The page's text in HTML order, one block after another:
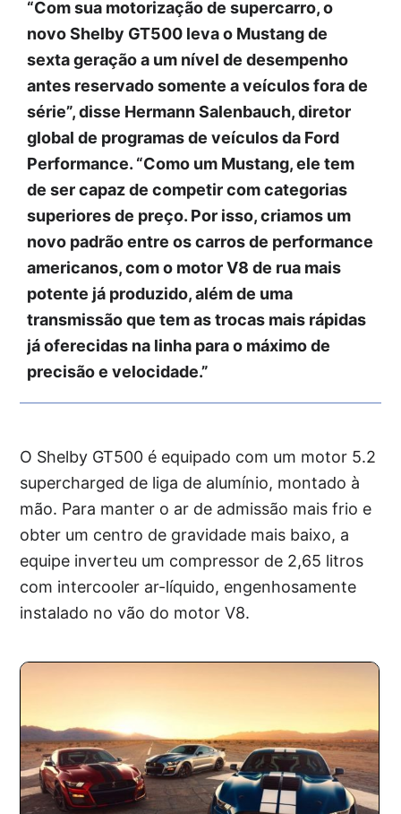
“Com sua motorização de supercarro, o
novo Shelby GT500 leva o Mustang de
sexta geração a um nível de desempenho
antes reservado somente a veículos fora de
série”, disse Hermann Salenbauch, diretor
global de programas de veículos da Ford
Performance. “Como um Mustang, ele tem
de ser capaz de competir com categorias
superiores de preço. Por isso, criamos um
novo padrão entre os carros de performance
americanos, com o motor V8 de rua mais
potente já produzido, além de uma
transmissão que tem as trocas mais rápidas
já oferecidas na linha para o máximo de
precisão e velocidade.”
O Shelby GT500 é equipado com um motor 5.2
supercharged de liga de alumínio, montado à
mão. Para manter o ar de admissão mais frio e
obter um centro de gravidade mais baixo, a
equipe inverteu um compressor de 2,65 litros
com intercooler ar-líquido, engenhosamente
instalado no vão do motor V8.